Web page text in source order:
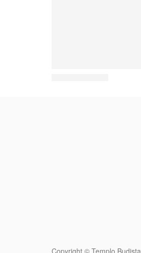
Copyright © Templo Budista